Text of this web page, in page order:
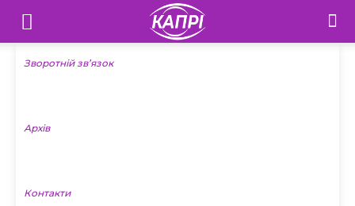
Телебачення
«Капрі»
Новини
Зворотній зв’язок
Архів
Контакти